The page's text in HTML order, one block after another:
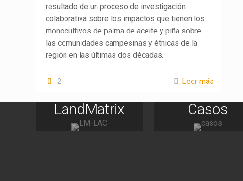
resultado de un proceso de investigación
colaborativa sobre los impactos que tienen los
monocultivos de palma de aceite y piña sobre
las comunidades campesinas y étnicas de la
región en las últimas dos décadas.
2 Leer más
LandMatrix Casos